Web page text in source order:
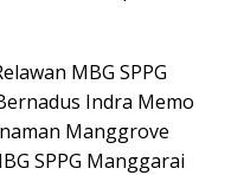
MBG SPPG
Indra Memo
Manggrove
SPPG Manggarai